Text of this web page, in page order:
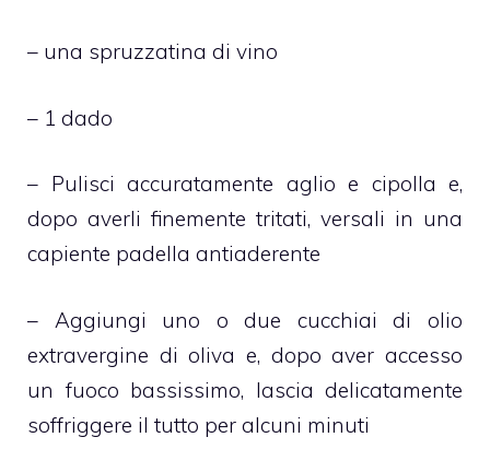
– una spruzzatina di vino
– 1 dado
– Pulisci accuratamente aglio e cipolla e,
dopo averli finemente tritati, versali in una
capiente padella antiaderente
– Aggiungi uno o due cucchiai di olio
extravergine di oliva e, dopo aver accesso
un fuoco bassissimo, lascia delicatamente
soffriggere il tutto per alcuni minuti